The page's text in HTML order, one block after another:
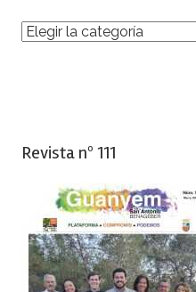
Categorías
Revista nº 111